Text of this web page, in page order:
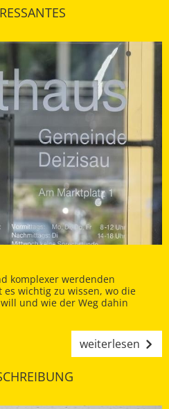
komplexer werdenden
wichtig zu wissen, wo die
und wie der Weg dahin
weiterlesen